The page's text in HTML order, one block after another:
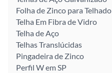
Folha de Zinco para Telhado
Telha Em Fibra de Vidro
Telha de Aço
Telhas Translúcidas
Pingadeira de Zinco
Perfil W em SP